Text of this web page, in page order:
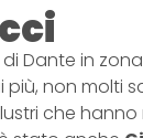
Dante in
non molti
che